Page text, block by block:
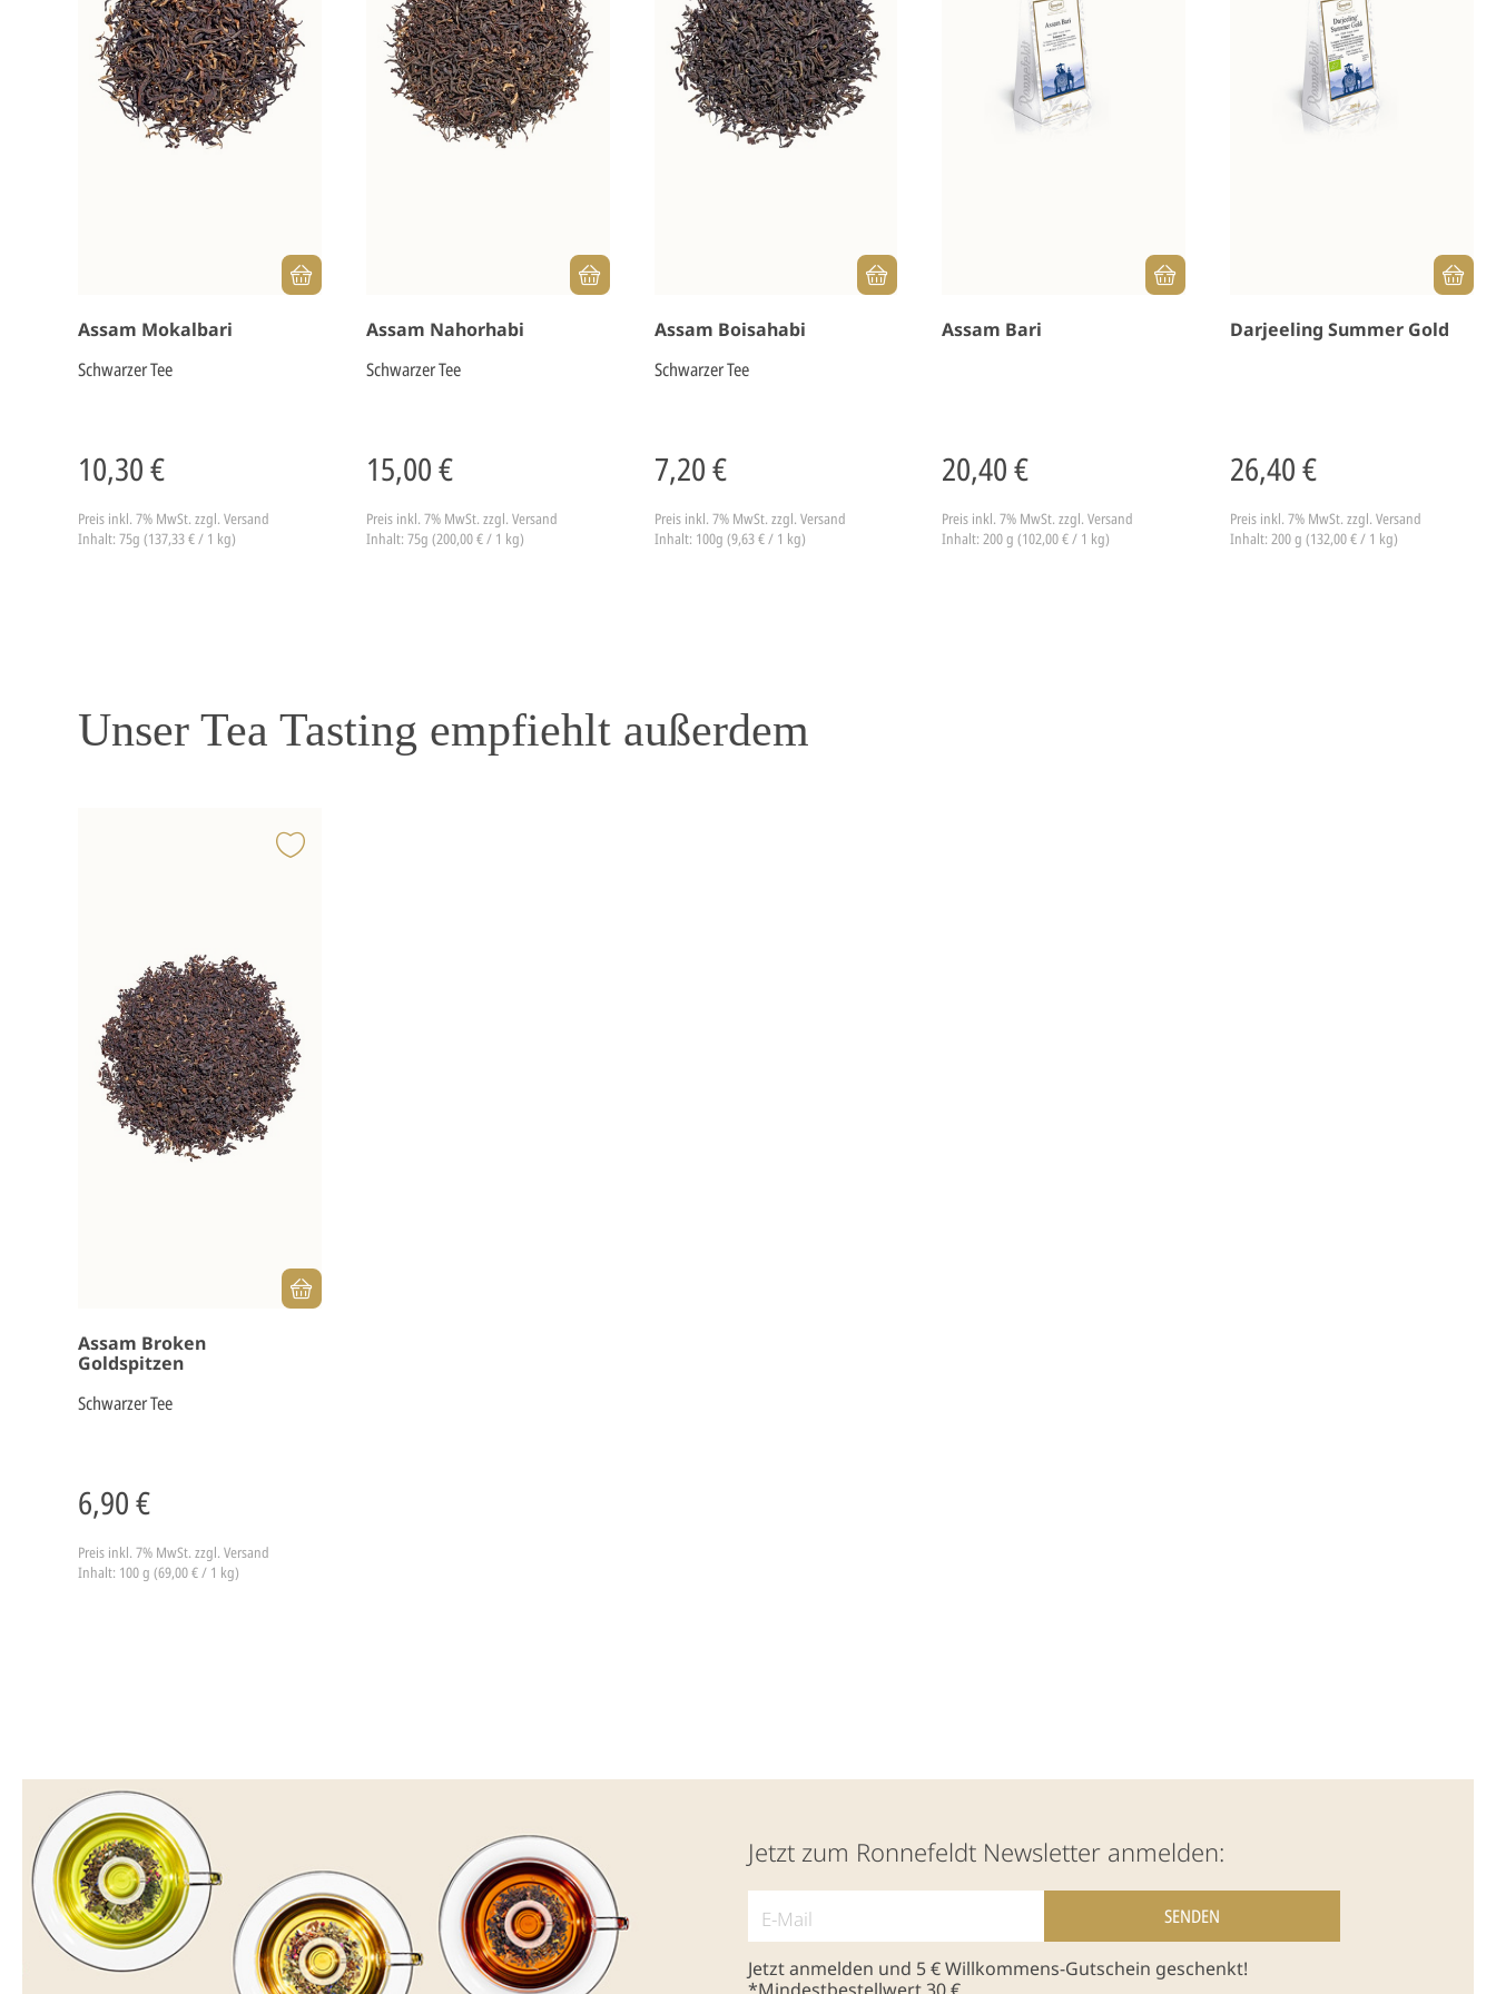
Assam Mokalbari
Schwarzer Tee
10,30 €
Preis inkl. 7% MwSt. zzgl. Versand
Inhalt: 75g (137,33 € / 1 kg)
Assam Nahorhabi
Schwarzer Tee
15,00 €
Preis inkl. 7% MwSt. zzgl. Versand
Inhalt: 75g (200,00 € / 1 kg)
Assam Boisahabi
Schwarzer Tee
7,20 €
Preis inkl. 7% MwSt. zzgl. Versand
Inhalt: 100g (9,63 € / 1 kg)
Assam Bari
20,40 €
Preis inkl. 7% MwSt.zzgl. Versand
Inhalt: 200 g (102,00 € / 1 kg)
Darjeeling Summer Gold
26,40 €
Preis inkl. 7% MwSt.zzgl. Versand
Inhalt: 200 g (132,00 € / 1 kg)
Unser Tea Tasting empfiehlt außerdem
Assam Broken
Goldspitzen
Schwarzer Tee
6,90 €
Preis inkl. 7% MwSt. zzgl. Versand
Inhalt: 100 g (69,00 € / 1 kg)
Jetzt zum Ronnefeldt Newsletter anmelden:
Jetzt anmelden und 5 € Willkommens-Gutschein geschenkt!